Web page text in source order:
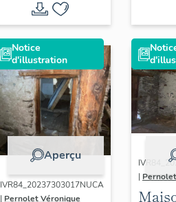
Notice
d'illustration
Aperçu
IVR84_20237303017NUCA
| Pernolet Véronique
|